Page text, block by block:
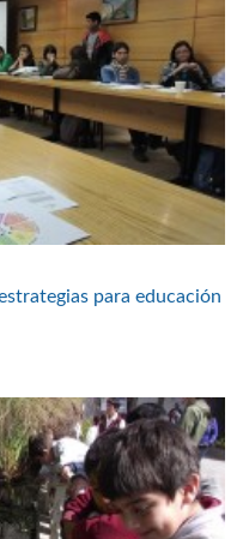
para educación